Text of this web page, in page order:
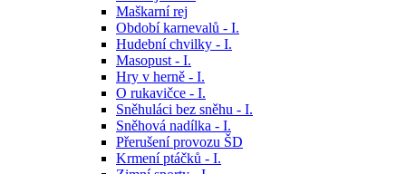
Maškarní rej
Období karnevalů - I.
Hudební chvilky - I.
Masopust - I.
Hry v herně - I.
O rukavičce - I.
Sněhuláci bez sněhu - I.
Sněhová nadílka - I.
Přerušení provozu ŠD
Krmení ptáčků - I.